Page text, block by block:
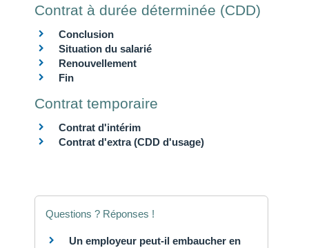
Contrat à durée déterminée (CDD)
Conclusion
Situation du salarié
Renouvellement
Fin
Contrat temporaire
Contrat d'intérim
Contrat d'extra (CDD d'usage)
Questions ? Réponses !
Un employeur peut-il embaucher en